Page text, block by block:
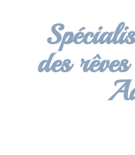
des